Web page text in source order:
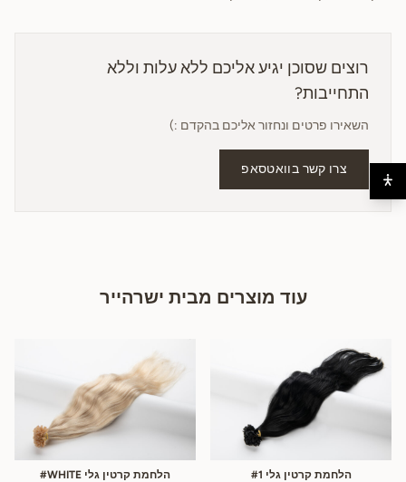
רוצים שסוכן יגיע אליכם ללא עלות וללא
התחייבות?
השאירו פרטים ונחזור אליכם בהקדם :)
צרו קשר בוואטסאפ
עוד מוצרים מבית ישרהייר
הלחמת קרטין גלי #1 הלחמת קרטין גלי WHITE#